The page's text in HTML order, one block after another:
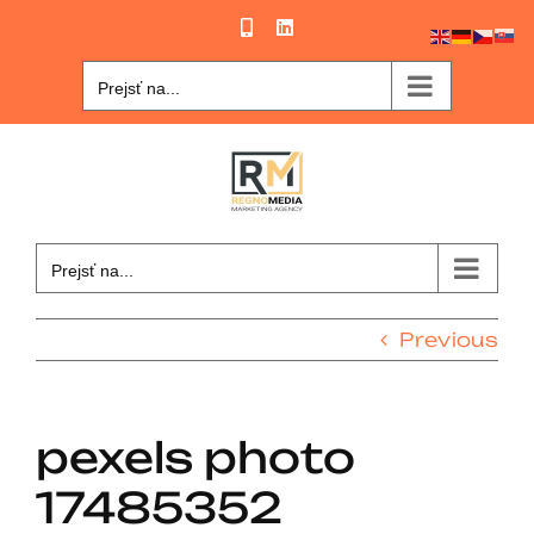
PhoneLinkedIn
Prejsť na...
Prejsť na...
Previous
pexels photo
17485352